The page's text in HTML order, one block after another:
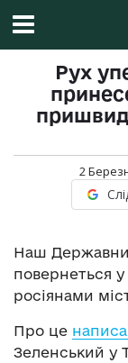
Рух
2
Наш
повернеться
росіянами
Про це
Зеленський у